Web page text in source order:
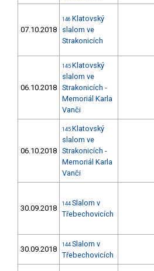
07.10.2018
146 Klatovský
slalom ve
Strakonicích
06.10.2018
145 Klatovský
slalom ve
Strakonicích -
Memoriál Karla
Vanči
06.10.2018
145 Klatovský
slalom ve
Strakonicích -
Memoriál Karla
Vanči
30.09.2018 144 Slalom v
Třebechovicích
30.09.2018 144 Slalom v
Třebechovicích